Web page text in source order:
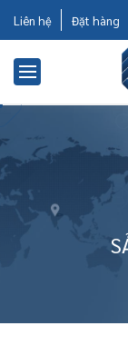
Liên hệ Đặt hàng